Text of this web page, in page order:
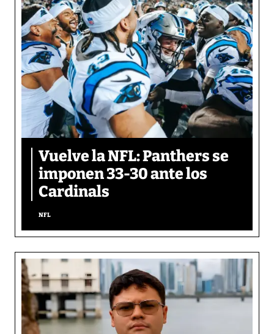
Vuelve la NFL: Panthers se
imponen 33-30 ante los
Cardinals
NFL